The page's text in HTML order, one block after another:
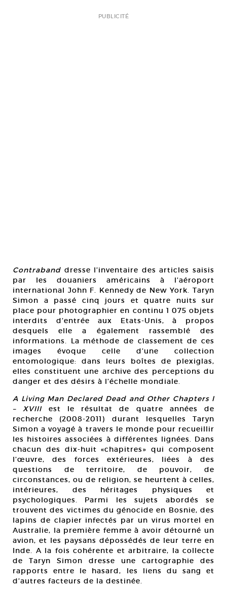
PUBLICITÉ
Contraband dresse l’inventaire des articles saisis
par les douaniers américains à l’aéroport
international John F. Kennedy de New York. Taryn
Simon a passé cinq jours et quatre nuits sur
place pour photographier en continu 1 075 objets
interdits d’entrée aux Etats-Unis, à propos
desquels elle a également rassemblé des
informations. La méthode de classement de ces
images évoque celle d’une collection
entomologique: dans leurs boîtes de plexiglas,
elles constituent une archive des perceptions du
danger et des désirs à l’échelle mondiale.
A Living Man Declared Dead and Other Chapters I
– XVIIIest le résultat de quatre années de
recherche (2008-2011) durant lesquelles Taryn
Simon a voyagé à travers le monde pour recueillir
les histoires associées à différentes lignées. Dans
chacun des dix-huit «chapitres» qui composent
l’œuvre, des forces extérieures, liées à des
questions de territoire, de pouvoir, de
circonstances, ou de religion, se heurtent à celles,
intérieures, des héritages physiques et
psychologiques. Parmi les sujets abordés se
trouvent des victimes du génocide en Bosnie, des
lapins de clapier infectés par un virus mortel en
Australie, la première femme à avoir détourné un
avion, et les paysans dépossédés de leur terre en
Inde. A la fois cohérente et arbitraire, la collecte
de Taryn Simon dresse une cartographie des
rapports entre le hasard, les liens du sang et
d’autres facteurs de la destinée.